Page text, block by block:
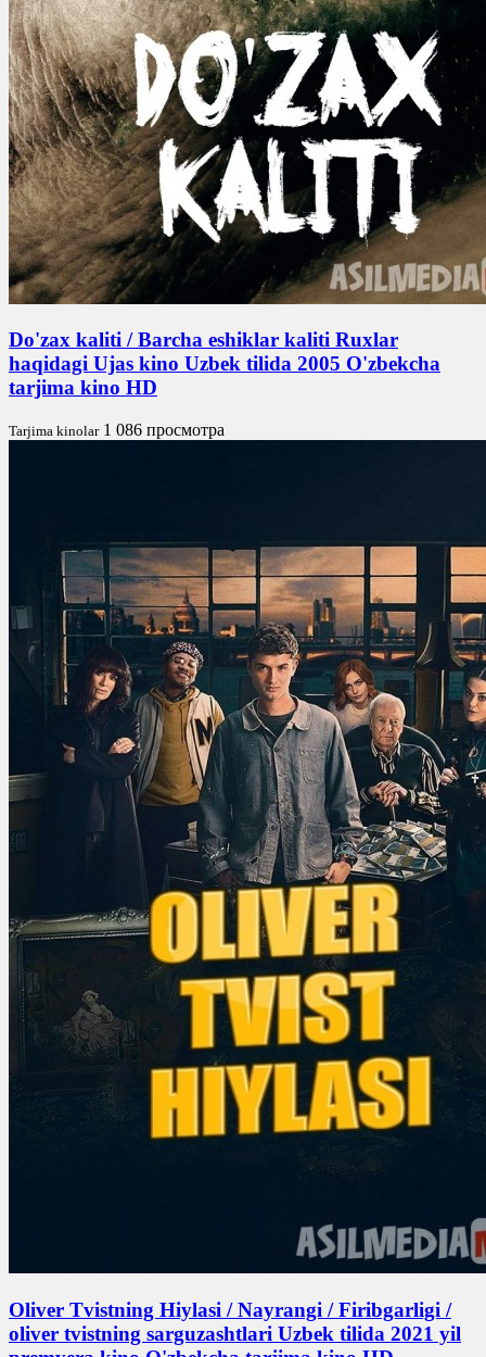
Do'zax kaliti / Barcha eshiklar kaliti Ruxlar
haqidagi Ujas kino Uzbek tilida 2005 O'zbekcha
tarjima kino HD
Tarjima kinolar 1 086 просмотра
Oliver Tvistning Hiylasi / Nayrangi / Firibgarligi /
oliver tvistning sarguzashtlari Uzbek tilida 2021 yil